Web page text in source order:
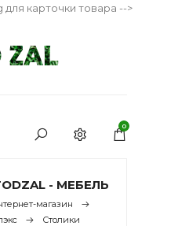
карточки товара -->
0
- МЕБЕЛЬ
магазин
Столики